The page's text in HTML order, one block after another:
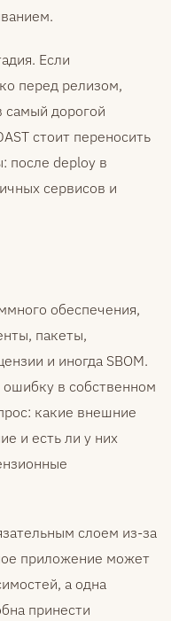
Если
перед релизом,
дорогой
стоит переносить
после deploy в
сервисов и
обеспечения,
пакеты,
и иногда SBOM.
ошибку в собственном
какие внешние
и есть ли у них
слоем из-за
приложение может
а одна
принести